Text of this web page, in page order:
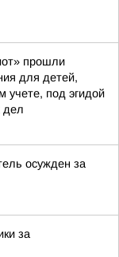
прошли
для детей,
учете, под эгидой
дел
осужден за
за